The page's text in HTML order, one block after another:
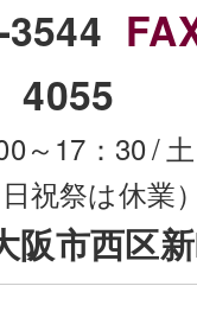
3544
4055
～17：30/
祝祭は休業
市西区